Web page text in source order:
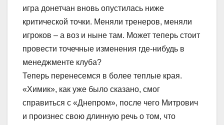
игра донетчан вновь опустилась ниже
критической точки. Меняли тренеров, меняли
игроков – а воз и ныне там. Может теперь стоит
провести точечные изменения где-нибудь в
менеджменте клуба?
Теперь перенесемся в более теплые края.
«Химик», как уже было сказано, смог
справиться с «Днепром», после чего Митрович
и произнес свою длинную речь о том, что